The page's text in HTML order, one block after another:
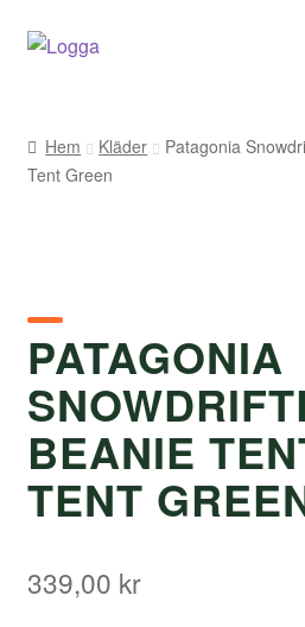
Hoppa
Hoppa
Kontakt
Varumärken
Väljare
Hem Kläder
Patagonia
Tent Green
PATAGONIA
BEANIE
TENT
339,00 kr